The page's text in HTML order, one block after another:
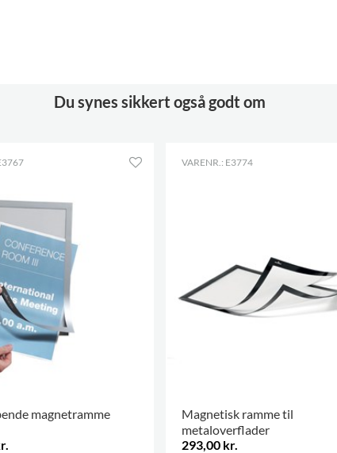
Du synes sikkert også godt om
magnetramme
VARENR.: E3774
Magnetisk ramme til
metaloverflader
293,00 kr.